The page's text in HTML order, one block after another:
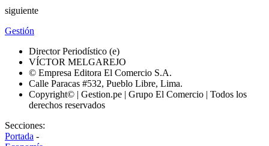
siguiente
Gestión
Director Periodístico (e)
VÍCTOR MELGAREJO
© Empresa Editora El Comercio S.A.
Calle Paracas #532, Pueblo Libre, Lima.
Copyright© | Gestion.pe | Grupo El Comercio | Todos los
derechos reservados
Secciones:
Portada -